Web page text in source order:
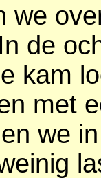
we
de
kam
met
we